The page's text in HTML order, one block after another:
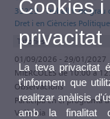
35229 - Treball fi de grau
Dret i en Ciències
Tutories
01/09/2026 - 29/01/2027
MIÉRCOLES de 10:00 a
Observacions
Participa en el programa
València
Cookies
privacitat
La teva privacitat
t'informem que
realitzar anàlisis
amb la finalitat